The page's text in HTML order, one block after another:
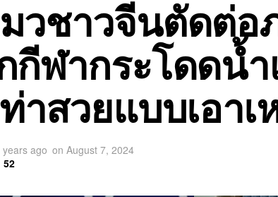
วชาวจีนตัดต่อ
กีฬากระโดดน้
าสวยแบบเอา
years ago on August 7, 2024
52